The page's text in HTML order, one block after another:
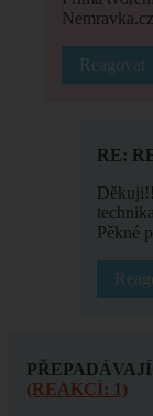
Nemravka.cz
Reagovat
RE:
Pěkné
(REAKCÍ: 1)